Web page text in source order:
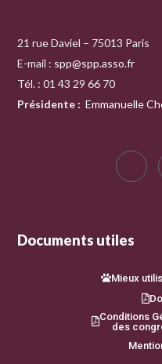
21 rue Daviel – 75013 Paris
E-mail : spp@spp.asso.fr
Tél. : 01 43 29 66 70
Présidente : Emmanuelle
Documents utiles
Mieux
Conditions
des